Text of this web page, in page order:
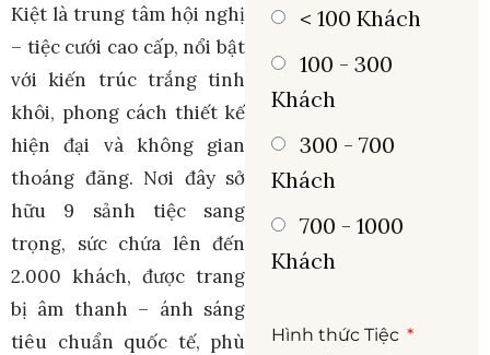
Kiệt là trung tâm hội nghị
– tiệc cưới cao cấp, nổi bật
với kiến trúc trắng tinh
khôi, phong cách thiết kế
hiện đại và không gian
thoáng đãng. Nơi đây sở
hữu 9 sảnh tiệc sang
trọng, sức chứa lên đến
2.000 khách, được trang
bị âm thanh – ánh sáng
tiêu chuẩn quốc tế, phù
< 100 Khách
100 - 300
Khách
300 - 700
Khách
700 - 1000
Khách
Hình thức Tiệc